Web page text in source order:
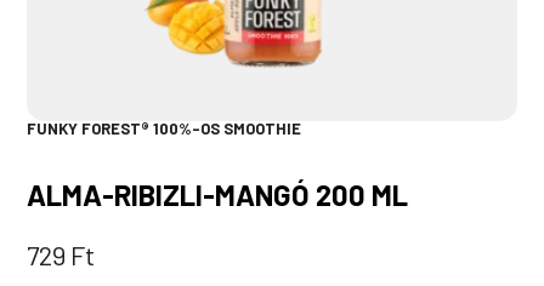
FUNKY FOREST® 100%-OS SMOOTHIE
ALMA-RIBIZLI-MANGÓ 200 ML
729 Ft